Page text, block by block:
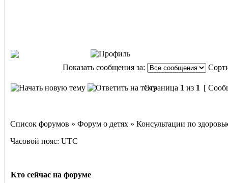
Показать сообщения за:
Страница 1 из 1 [
Список форумов » Форум о детях » Консультации по
Часовой пояс: UTC
Кто сейчас на форуме